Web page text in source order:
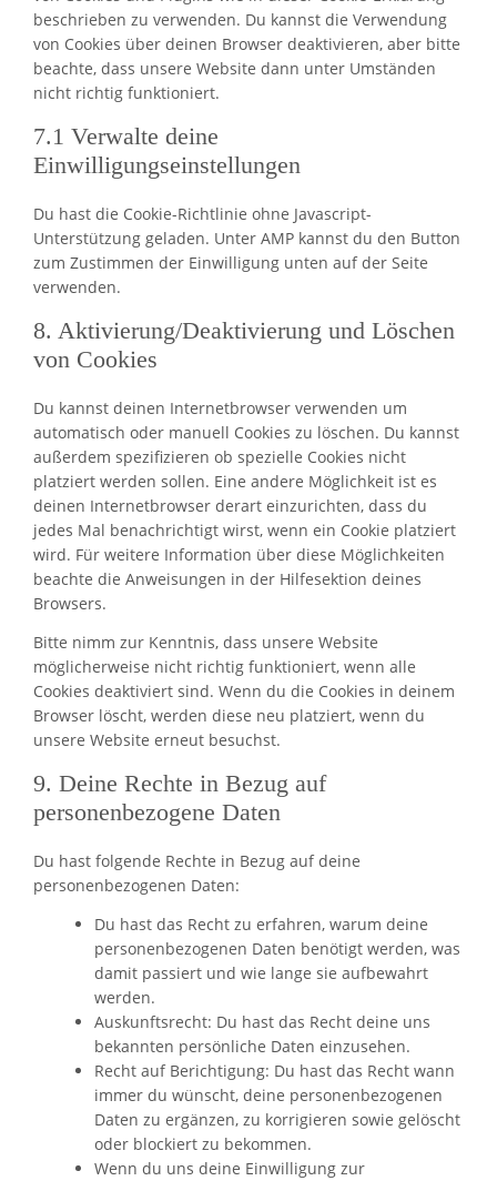
beschrieben zu verwenden. Du kannst die Verwendung
von Cookies über deinen Browser deaktivieren, aber bitte
beachte, dass unsere Website dann unter Umständen
nicht richtig funktioniert.
7.1 Verwalte deine
Einwilligungseinstellungen
Du hast die Cookie-Richtlinie ohne Javascript-
Unterstützung geladen. Unter AMP kannst du den Button
zum Zustimmen der Einwilligung unten auf der Seite
verwenden.
8. Aktivierung/Deaktivierung und Löschen
von Cookies
Du kannst deinen Internetbrowser verwenden um
automatisch oder manuell Cookies zu löschen. Du kannst
außerdem spezifizieren ob spezielle Cookies nicht
platziert werden sollen. Eine andere Möglichkeit ist es
deinen Internetbrowser derart einzurichten, dass du
jedes Mal benachrichtigt wirst, wenn ein Cookie platziert
wird. Für weitere Information über diese Möglichkeiten
beachte die Anweisungen in der Hilfesektion deines
Browsers.
Bitte nimm zur Kenntnis, dass unsere Website
möglicherweise nicht richtig funktioniert, wenn alle
Cookies deaktiviert sind. Wenn du die Cookies in deinem
Browser löscht, werden diese neu platziert, wenn du
unsere Website erneut besuchst.
9. Deine Rechte in Bezug auf
personenbezogene Daten
Du hast folgende Rechte in Bezug auf deine
personenbezogenen Daten:
Du hast das Recht zu erfahren, warum deine
personenbezogenen Daten benötigt werden, was
damit passiert und wie lange sie aufbewahrt
werden.
Auskunftsrecht: Du hast das Recht deine uns
bekannten persönliche Daten einzusehen.
Recht auf Berichtigung: Du hast das Recht wann
immer du wünscht, deine personenbezogenen
Daten zu ergänzen, zu korrigieren sowie gelöscht
oder blockiert zu bekommen.
Wenn du uns deine Einwilligung zur